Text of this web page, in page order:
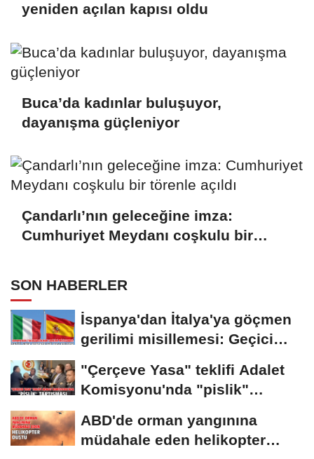
yeniden açılan kapısı oldu
Buca’da kadınlar buluşuyor,
dayanışma güçleniyor
Çandarlı’nın geleceğine imza:
Cumhuriyet Meydanı coşkulu bir
SON HABERLER
İspanya'dan İtalya'ya göçmen
gerilimi misillemesi: Geçici
"Çerçeve Yasa" teklifi Adalet
Komisyonu'nda "pislik"
ABD'de orman yangınına
müdahale eden helikopter